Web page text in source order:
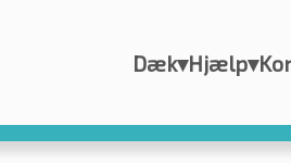
Dæk▾Hjælp▾